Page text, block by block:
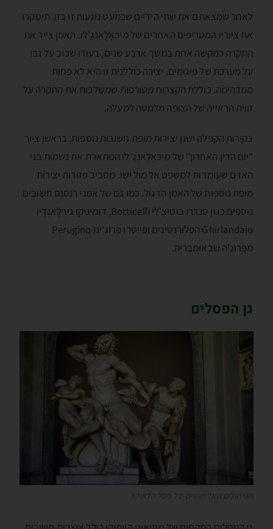
לאחר שמצאתם את שתי הידיים שכמעט נוגעות זו בזו, תיסקרו
את ציוריו המטריפים האחרים של מיכּאֶלְאנְגֶ'לו. האמן צייר את
התקרה כמקשה אחת במשך ארבע שנים, בעודו שכוב על גבו
על מערכת של פיגומים. יצירה כוללנית זו היא לא פחות
ממדהימה. כוללת הקצרות מטורפות שמשלבות את התקרה על
זווית הראייה של הצופה מלמטה למעלה.
בקירות הקפלה ישנן יצירות מופת חשובות נוספות. בראשן ציור
"יום הדין האחרון" של מיכּאֶלְאנְגֶ'לו המתארת את נשמות בני
האדם שעומדות למשפט אל מול ישו. מסביב פזורות יצירות
מופת נוספות של האמן הדגול. כמו גם של אמני רנסנס חשובים
נוספים כגון סנדרו בּוּטיצֶ'לִי Botticelli, דומיניקו גירְלָאנְדָיו
Ghirlandaio הפלורנטינים ופייטרו פּרוג'ינו Perugino
מפֶּרוגָ'ה שבאוּמְבְּריָה.
גן הפסלים